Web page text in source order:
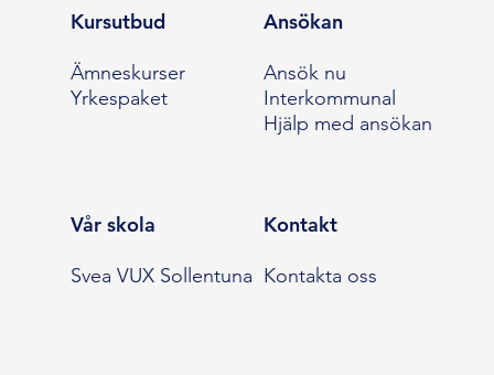
Kursutbud
Ämneskurser
Yrkespaket
Ansökan
Ansök nu
Interkommunal
Hjälp med ansökan
Vår skola
Svea VUX Sollentuna
Kontakt
Kontakta oss